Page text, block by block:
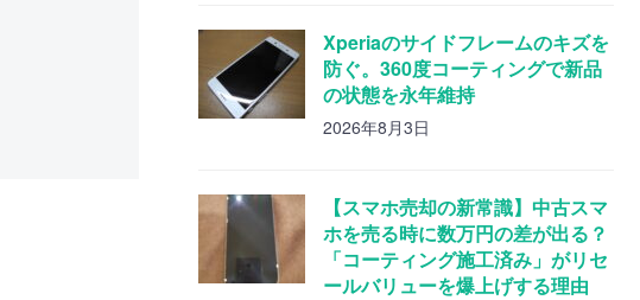
Xperiaのサイドフレームのキズを
防ぐ。360度コーティングで新品
の状態を永年維持
2026年8月3日
【スマホ売却の新常識】中古スマ
ホを売る時に数万円の差が出る？
「コーティング施工済み」がリセ
ールバリューを爆上げする理由